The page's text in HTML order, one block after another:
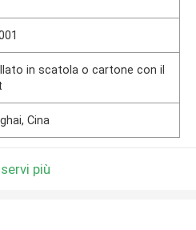
in scatola o cartone con il
Cina
più